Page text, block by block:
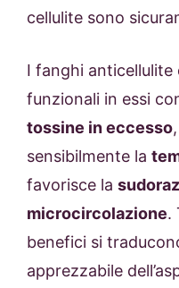
cellulite sono
I fanghi anticellulite
funzionali in essi
tossine in eccesso
sensibilmente la
favorisce la
microcircolazione.
benefici si
apprezzabile